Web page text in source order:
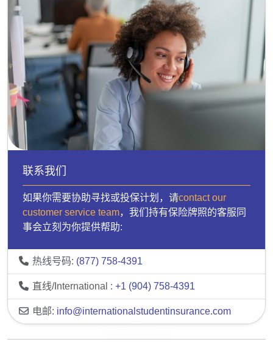
联系我们
如果你需要协助寻找或投保计划，请contact our
customer service team，我们持有保险牌照的客服同
事会立刻为你提供帮助:
热线号码: (877) 758-4391
直线/International : +1 (904) 758-4391
电邮: info@internationalstudentinsurance.com